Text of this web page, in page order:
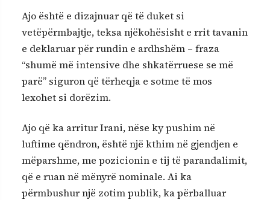
Ajo është e dizajnuar që të duket si
vetëpërmbajtje, teksa njëkohësisht e rrit tavanin
e deklaruar për rundin e ardhshëm – fraza
“shumë më intensive dhe shkatërruese se më
parë” siguron që tërheqja e sotme të mos
lexohet si dorëzim.
Ajo që ka arritur Irani, nëse ky pushim në
luftime qëndron, është një kthim në gjendjen e
mëparshme, me pozicionin e tij të parandalimit,
që e ruan në mënyrë nominale. Ai ka
përmbushur një zotim publik, ka përballuar